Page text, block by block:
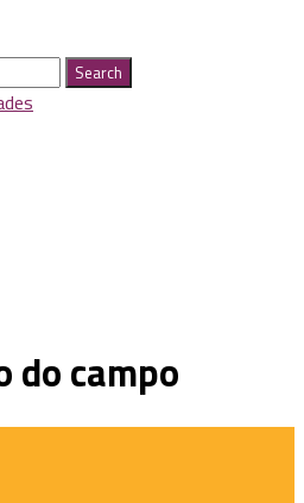
Search
do campo